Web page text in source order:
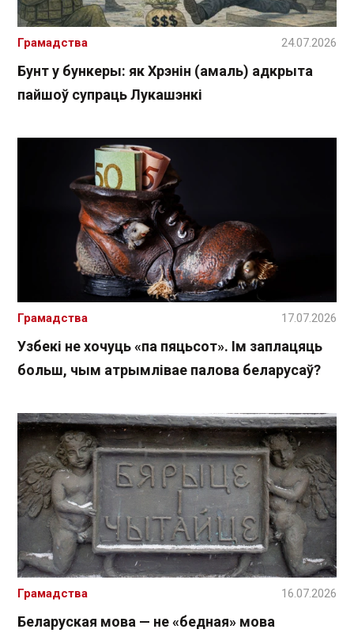
Бунт у бункеры: як Хрэнін (амаль) адкрыта
пайшоў супраць Лукашэнкі
Грамадства 24.07.2026
Узбекі не хочуць «па пяцьсот». Ім заплацяць
больш, чым атрымлівае палова беларусаў?
Грамадства 17.07.2026
Беларуская мова — не «бедная» мова
Грамадства 16.07.2026